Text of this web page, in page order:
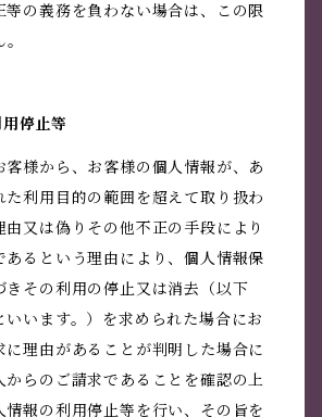
等の義務を負わない場合は、この限
停止等
客様から、お客様の個人情報が、あ
た利用目的の範囲を超えて取り扱わ
又は偽りその他不正の手段により
あるという理由により、個人情報保
きその利用の停止又は消去（以下
いいます。）を求められた場合にお
に理由があることが判明した場合に
からのご請求であることを確認の上
情報の利用停止等を行い、その旨を